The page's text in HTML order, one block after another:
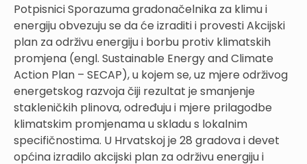
Potpisnici Sporazuma gradonačelnika za klimu i
energiju obvezuju se da će izraditi i provesti Akcijski
plan za održivu energiju i borbu protiv klimatskih
promjena (engl. Sustainable Energy and Climate
Action Plan – SECAP), u kojem se, uz mjere održivog
energetskog razvoja čiji rezultat je smanjenje
stakleničkih plinova, određuju i mjere prilagodbe
klimatskim promjenama u skladu s lokalnim
specifičnostima. U Hrvatskoj je 28 gradova i devet
općina izradilo akcijski plan za održivu energiju i